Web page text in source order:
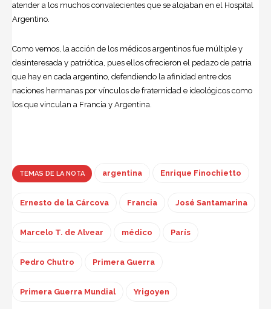
atender a los muchos convalecientes que se alojaban en el Hospital
Argentino.
Como vemos, la acción de los médicos argentinos fue múltiple y
desinteresada y patriótica, pues ellos ofrecieron el pedazo de patria
que hay en cada argentino, defendiendo la afinidad entre dos
naciones hermanas por vínculos de fraternidad e ideológicos como
los que vinculan a Francia y Argentina.
TEMAS DE LA NOTA argentina Enrique Finochietto
Ernesto de la Cárcova Francia José Santamarina
Marcelo T. de Alvear médico París
Pedro Chutro Primera Guerra
Primera Guerra Mundial Yrigoyen